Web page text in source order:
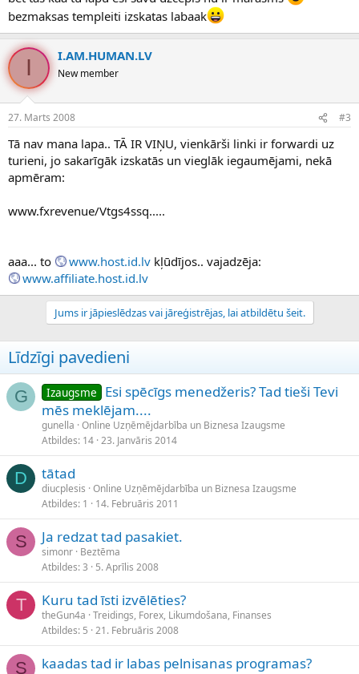
bezmaksas templeiti izskatas labaak
I I.AM.HUMAN.LV
New member
27. Marts 2008 #3
Tā nav mana lapa.. TĀ IR VIŅU, vienkārši linki ir forwardi uz
turieni, jo sakarīgāk izskatās un vieglāk iegaumējami, nekā
apmēram:
www.fxrevenue/Vtgs4ssq.....
aaa... to www.host.id.lv kļūdījos.. vajadzēja:
www.affiliate.host.id.lv
Jums ir jāpieslēdzas vai jāreģistrējas, lai atbildētu šeit.
Līdzīgi pavedieni
G Izaugsme
Esi spēcīgs menedžeris? Tad tieši Tevi
mēs meklējam....
gunella Online Uzņēmējdarbība un Biznesa Izaugsme
Atbildes 14 23. Janvāris 2014
D tātad
diucplesis Online Uzņēmējdarbība un Biznesa Izaugsme
Atbildes 1 14. Februāris 2011
S Ja redzat tad pasakiet.
simonr Beztēma
Atbildes 3 5. Aprīlis 2008
T Kuru tad īsti izvēlēties?
theGun4a Treidings, Forex, Likumdošana, Finanses
Atbildes 5 21. Februāris 2008
S kaadas tad ir labas pelnisanas programas?